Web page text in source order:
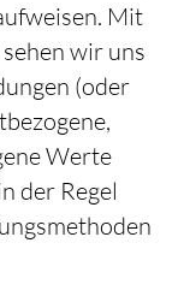
Mit
wir uns
(oder
Werte
der Regel